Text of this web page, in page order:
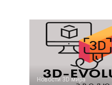
Новости 3D мира